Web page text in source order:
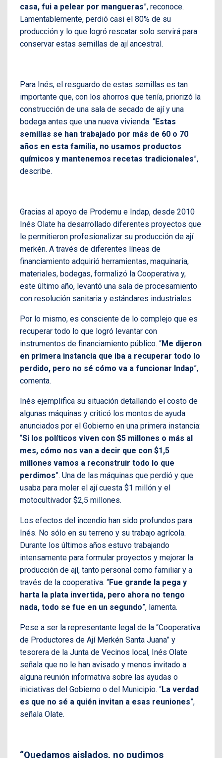
casa, fui a pelear por mangueras”, reconoce.
Lamentablemente, perdió casi el 80% de su
producción y lo que logró rescatar solo servirá para
conservar estas semillas de ají ancestral.
Para Inés, el resguardo de estas semillas es tan
importante que, con los ahorros que tenía, priorizó la
construcción de una sala de secado de ají y una
bodega antes que una nueva vivienda. “Estas
semillas se han trabajado por más de 60 o 70
años en esta familia, no usamos productos
químicos y mantenemos recetas tradicionales”,
describe.
Gracias al apoyo de Prodemu e Indap, desde 2010
Inés Olate ha desarrollado diferentes proyectos que
le permitieron profesionalizar su producción de ají
merkén. A través de diferentes líneas de
financiamiento adquirió herramientas, maquinaria,
materiales, bodegas, formalizó la Cooperativa y,
este último año, levantó una sala de procesamiento
con resolución sanitaria y estándares industriales.
Por lo mismo, es consciente de lo complejo que es
recuperar todo lo que logró levantar con
instrumentos de financiamiento público. “Me dijeron
en primera instancia que iba a recuperar todo lo
perdido, pero no sé cómo va a funcionar Indap”,
comenta.
Inés ejemplifica su situación detallando el costo de
algunas máquinas y criticó los montos de ayuda
anunciados por el Gobierno en una primera instancia:
“Si los políticos viven con $5 millones o más al
mes, cómo nos van a decir que con $1,5
millones vamos a reconstruir todo lo que
perdimos”. Una de las máquinas que perdió y que
usaba para moler el ají cuesta $1 millón y el
motocultivador $2,5 millones.
Los efectos del incendio han sido profundos para
Inés. No sólo en su terreno y su trabajo agrícola.
Durante los últimos años estuvo trabajando
intensamente para formular proyectos y mejorar la
producción de ají, tanto personal como familiar y a
través de la cooperativa. “Fue grande la pega y
harta la plata invertida, pero ahora no tengo
nada, todo se fue en un segundo”, lamenta.
Pese a ser la representante legal de la “Cooperativa
de Productores de Ají Merkén Santa Juana” y
tesorera de la Junta de Vecinos local, Inés Olate
señala que no le han avisado y menos invitado a
alguna reunión informativa sobre las ayudas o
iniciativas del Gobierno o del Municipio. “La verdad
es que no sé a quién invitan a esas reuniones”,
señala Olate.
“Quedamos aislados, no pudimos